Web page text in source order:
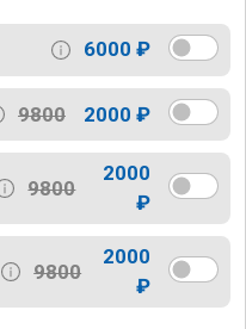
6000 ₽
9800 2000 ₽
9800
2000
₽
9800
2000
₽